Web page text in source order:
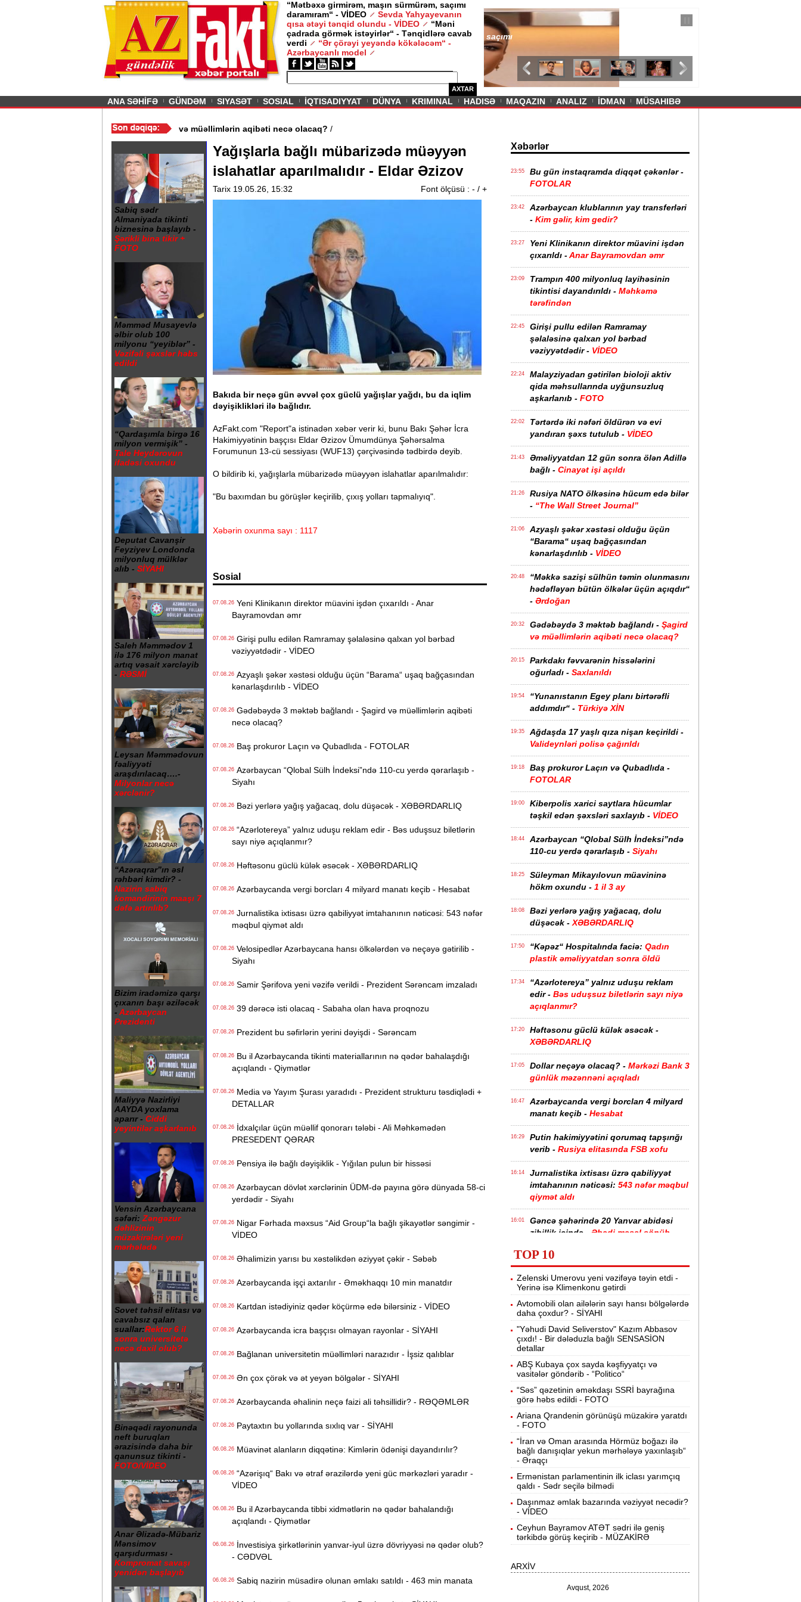
“Mətbəxə girmirəm, maşın sürmürəm, saçımı
daramıram“ - VİDEO
Sevda Yahyayevanın
qısa ətəyi tənqid olundu - VİDEO
“Məni
çadrada görmək istəyirlər“ - Tənqidlərə cavab
verdi
“Ər çörəyi yeyəndə kökələcəm“ -
Azərbaycanlı model
AXTAR
/ MAQAZIN /
— 11 İyul 2026
Sevda Yahyayevanın qısa ətəyi tənqid olundu -
VİDEO
Previous
ANA SƏHİFƏ GÜNDƏM SIYASƏT SOSIAL İQTISADIYYAT DÜNYA KRIMINAL HADISƏ MAQAZIN ANALIZ İDMAN MÜSAHIBƏ
Gədəbəydə 3 məktəb bağlandı - Şagird və müəllimlərin aqibəti necə olacaq?
Sabiq sədr
Almaniyada tikinti
biznesinə başlayıb -
Şərikli bina tikir +
FOTO
Məmməd Musayevlə
əlbir olub 100
milyonu “yeyiblər” -
Vəzifəli şəxslər həbs
edildi
“Qardaşımla birgə 16
milyon vermişik” -
Tale Heydərovun
ifadəsi oxundu
Deputat Cavanşir
Feyziyev Londonda
milyonluq mülklər
alıb - SİYAHI
Saleh Məmmədov 1
ilə 176 milyon manat
artıq vəsait xərcləyib
- RƏSMİ
Leysan Məmmədovun
fəaliyyəti
araşdırılacaq….-
Milyonlar necə
xərclənir?
“Azəraqrar”ın əsl
rəhbəri kimdir? -
Nazirin sabiq
komandirinin maaşı 7
dəfə artırılıb?
Bizim iradəmizə qarşı
çıxanın başı əziləcək
- Azərbaycan
Prezidenti
Maliyyə Nazirliyi
AAYDA yoxlama
aparır - Ciddi
yeyintilər aşkarlanıb
Vensin Azərbaycana
səfəri: Zəngəzur
dəhlizinin
müzakirələri yeni
mərhələdə
Sovet təhsil elitası və
cavabsız qalan
suallar:Rektor 6 il
sonra universitetə
necə daxil olub?
Binəqədi rayonunda
neft buruqları
ərazisində daha bir
qanunsuz tikinti -
FOTO/VİDEO
Anar Əlizadə-Mübariz
Mənsimov
qarşıdurması -
Kompromat savaşı
yenidən başlayıb
Yağışlarla bağlı mübarizədə müəyyən
islahatlar aparılmalıdır - Eldar Əzizov
Tarix 19.05.26, 15:32 Font ölçüsü : - / +
Bakıda bir neçə gün əvvəl çox güclü yağışlar yağdı, bu da iqlim
dəyişiklikləri ilə bağlıdır.
AzFakt.com "Report"a istinadən xəbər verir ki, bunu Bakı Şəhər İcra
Hakimiyyətinin başçısı Eldar Əzizov Ümumdünya Şəhərsalma
Forumunun 13-cü sessiyası (WUF13) çərçivəsində tədbirdə deyib.
O bildirib ki, yağışlarla mübarizədə müəyyən islahatlar aparılmalıdır:
"Bu baxımdan bu görüşlər keçirilib, çıxış yolları tapmalıyıq".
Xəbərin oxunma sayı : 1117
Sosial
07.08.26Yeni Klinikanın direktor müavini işdən çıxarıldı - Anar
Bayramovdan əmr
07.08.26Girişi pullu edilən Ramramay şəlaləsinə qalxan yol bərbad
vəziyyətdədir - VİDEO
07.08.26Azyaşlı şəkər xəstəsi olduğu üçün “Barama“ uşaq bağçasından
kənarlaşdırılıb - VİDEO
07.08.26Gədəbəydə 3 məktəb bağlandı - Şagird və müəllimlərin aqibəti
necə olacaq?
07.08.26Baş prokuror Laçın və Qubadlıda - FOTOLAR
07.08.26Azərbaycan “Qlobal Sülh İndeksi”ndə 110-cu yerdə qərarlaşıb -
Siyahı
07.08.26Bəzi yerlərə yağış yağacaq, dolu düşəcək - XƏBƏRDARLIQ
07.08.26“Azərlotereya” yalnız uduşu reklam edir - Bəs uduşsuz biletlərin
sayı niyə açıqlanmır?
07.08.26Həftəsonu güclü külək əsəcək - XƏBƏRDARLIQ
07.08.26Azərbaycanda vergi borcları 4 milyard manatı keçib - Hesabat
07.08.26Jurnalistika ixtisası üzrə qabiliyyət imtahanının nəticəsi: 543 nəfər
məqbul qiymət aldı
07.08.26Velosipedlər Azərbaycana hansı ölkələrdən və neçəyə gətirilib -
Siyahı
07.08.26Samir Şərifova yeni vəzifə verildi - Prezident Sərəncam imzaladı
07.08.2639 dərəcə isti olacaq - Sabaha olan hava proqnozu
07.08.26Prezident bu səfirlərin yerini dəyişdi - Sərəncam
07.08.26Bu il Azərbaycanda tikinti materiallarının nə qədər bahalaşdığı
açıqlandı - Qiymətlər
07.08.26Media və Yayım Şurası yaradıdı - Prezident strukturu təsdiqlədi +
DETALLAR
07.08.26İdxalçılar üçün müəllif qonorarı tələbi - Ali Məhkəmədən
PRESEDENT QƏRAR
07.08.26Pensiya ilə bağlı dəyişiklik - Yığılan pulun bir hissəsi
07.08.26Azərbaycan dövlət xərclərinin ÜDM-də payına görə dünyada 58-ci
yerdədir - Siyahı
07.08.26Nigar Fərhada məxsus “Aid Group“la bağlı şikayətlər səngimir -
VİDEO
07.08.26Əhalimizin yarısı bu xəstəlikdən əziyyət çəkir - Səbəb
07.08.26Azərbaycanda işçi axtarılır - Əməkhaqqı 10 min manatdır
07.08.26Kartdan istədiyiniz qədər köçürmə edə bilərsiniz - VİDEO
07.08.26Azərbaycanda icra başçısı olmayan rayonlar - SİYAHI
07.08.26Bağlanan universitetin müəllimləri narazıdır - İşsiz qalıblar
07.08.26Ən çox çörək və ət yeyən bölgələr - SİYAHI
07.08.26Azərbaycanda əhalinin neçə faizi ali təhsillidir? - RƏQƏMLƏR
07.08.26Paytaxtın bu yollarında sıxlıq var - SİYAHI
06.08.26Müavinət alanların diqqətinə: Kimlərin ödənişi dayandırılır?
06.08.26“Azərişıq“ Bakı və ətraf ərazilərdə yeni güc mərkəzləri yaradır -
VİDEO
06.08.26Bu il Azərbaycanda tibbi xidmətlərin nə qədər bahalandığı
açıqlandı - Qiymətlər
06.08.26İnvestisiya şirkətlərinin yanvar-iyul üzrə dövriyyəsi nə qədər olub?
- CƏDVƏL
06.08.26Sabiq nazirin müsadirə olunan əmlakı satıldı - 463 min manata
Xəbərlər
23:55
Bu gün instaqramda diqqət çəkənlər -
FOTOLAR
23:42
Azərbaycan klublarının yay transferləri
- Kim gəlir, kim gedir?
23:27
Yeni Klinikanın direktor müavini işdən
çıxarıldı -Anar Bayramovdan əmr
23:09
Trampın 400 milyonluq layihəsinin
tikintisi dayandırıldı - Məhkəmə
tərəfindən
22:45
Girişi pullu edilən Ramramay
şəlaləsinə qalxan yol bərbad
vəziyyətdədir - VİDEO
22:24
Malayziyadan gətirilən bioloji aktiv
qida məhsullarında uyğunsuzluq
aşkarlanıb - FOTO
22:02
Tərtərdə iki nəfəri öldürən və evi
yandıran şəxs tutulub - VİDEO
21:43
Əməliyyatdan 12 gün sonra ölən Adillə
bağlı - Cinayət işi açıldı
21:26
Rusiya NATO ölkəsinə hücum edə bilər
- “The Wall Street Journal”
21:06
Azyaşlı şəkər xəstəsi olduğu üçün
“Barama“ uşaq bağçasından
kənarlaşdırılıb - VİDEO
20:48
“Məkkə sazişi sülhün təmin olunmasını
hədəfləyən bütün ölkələr üçün açıqdır“
- Ərdoğan
20:32 Gədəbəydə 3 məktəb bağlandı - Şagird
və müəllimlərin aqibəti necə olacaq?
20:15
Parkdakı fəvvarənin hissələrini
oğurladı - Saxlanıldı
19:54
“Yunanıstanın Egey planı birtərəfli
addımdır“ - Türkiyə XİN
19:35
Ağdaşda 17 yaşlı qıza nişan keçirildi -
Valideynləri polisə çağırıldı
19:18
Baş prokuror Laçın və Qubadlıda -
FOTOLAR
19:00
Kiberpolis xarici saytlara hücumlar
təşkil edən şəxsləri saxlayıb - VİDEO
18:44
Azərbaycan “Qlobal Sülh İndeksi”ndə
110-cu yerdə qərarlaşıb - Siyahı
18:25
Süleyman Mikayılovun müavininə
hökm oxundu - 1 il 3 ay
18:08
Bəzi yerlərə yağış yağacaq, dolu
düşəcək - XƏBƏRDARLIQ
17:50 “Kəpəz“ Hospitalında faciə: Qadın
plastik əməliyyatdan sonra öldü
17:34
“Azərlotereya” yalnız uduşu reklam
edir - Bəs uduşsuz biletlərin sayı niyə
açıqlanmır?
17:20
Həftəsonu güclü külək əsəcək -
XƏBƏRDARLIQ
17:05 Dollar neçəyə olacaq? - Mərkəzi Bank 3
günlük məzənnəni açıqladı
16:47
Azərbaycanda vergi borcları 4 milyard
manatı keçib - Hesabat
16:29
Putin hakimiyyətini qorumaq tapşırığı
verib - Rusiya elitasında FSB xofu
16:14
Jurnalistika ixtisası üzrə qabiliyyət
imtahanının nəticəsi: 543 nəfər məqbul
qiymət aldı
16:01
Gəncə şəhərində 20 Yanvar abidəsi
zibillik içində - Əbədi məşəl sönüb
15:45
Pakistan, Səudiyyə Ərəbistanı və
Türkiyə saziş imzalayıb -Birgə müdafiə
haqqında
15:28
“Tarqovı”dakı yanğın məhdudlaşdırıldı
-VİDEOLAR
15:13
Velosipedlər Azərbaycana hansı
ölkələrdən və neçəyə gətirilib -
14:59
Pərvin Abıyeva son görünüşü diqqət
çəkdi - FOTOLAR
14:43
Bakıda 70 min manatlıq naqil
oğurlayan şəxs tutuldu -VİDEO
14:26
Samir Şərifova yeni vəzifə verildi -
Prezident Sərəncam imzaladı
14:11 Tovuzda qadın qətlə yetirildi -Şübhəli
qardaşı oğludur
13:56 39 dərəcə isti olacaq -Sabaha olan
hava proqnozu
13:40
Prezident bu səfirlərin yerini dəyişdi -
TOP 10
Zelenski Umerovu yeni vəzifəyə təyin etdi -
Yerinə isə Klimenkonu gətirdi
Avtomobili olan ailələrin sayı hansı bölgələrdə
daha çoxdur? - SİYAHI
"Yəhudi David Seliverstov" Kazım Abbasov
çıxdı! - Bir dələduzla bağlı SENSASİON
detallar
ABŞ Kubaya çox sayda kəşfiyyatçı və
vasitələr göndərib - “Politico“
“Səs” qəzetinin əməkdaşı SSRİ bayrağına
görə həbs edildi - FOTO
Ariana Qrandenin görünüşü müzakirə yaratdı
- FOTO
“İran və Oman arasında Hörmüz boğazı ilə
bağlı danışıqlar yekun mərhələyə yaxınlaşıb“
- Əraqçı
Ermənistan parlamentinin ilk iclası yarımçıq
qaldı - Sədr seçilə bilmədi
Daşınmaz əmlak bazarında vəziyyət necədir?
- VİDEO
Ceyhun Bayramov ATƏT sədri ilə geniş
tərkibdə görüş keçirib - MÜZAKİRƏ
ARXİV
Avqust, 2026